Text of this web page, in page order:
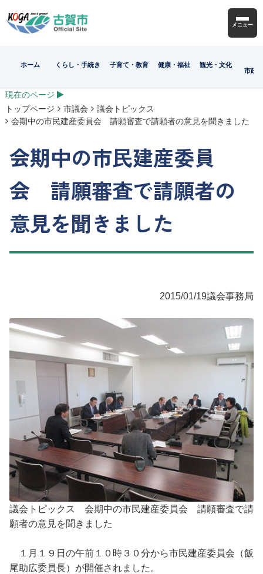
メニュー
ホーム くらし・手続き 子育て・教育 健康・福祉
観光・文化
市政
現在のページ
トップページ
市議会
議会トピックス
会期中の市民建産委員会 請願審査で請願者の意見を聞きました
会期中の市民建産委員
会 請願審査で請願者の
意見を聞きました
2015/01/19議会事務局
議会トピックス 会期中の市民建産委員会 請願審査で請
願者の意見を聞きました
１月１９日の午前１０時３０分から市民建産委員会（飯
尾助広委員長）が開催されました。